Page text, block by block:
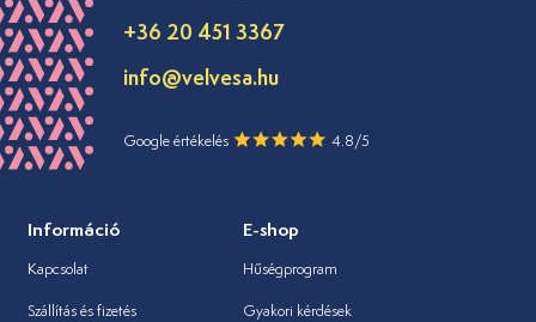
+36 20 451 3367
info@velvesa.hu
Google értékelés 4.8/5
Információ
Kapcsolat
Szállítás és fizetés
E-shop
Hűségprogram
Gyakori kérdések